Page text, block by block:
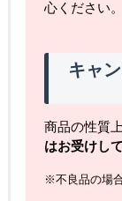
心ください。
キャ
商品の性質上
はお受けし
※不良品の場